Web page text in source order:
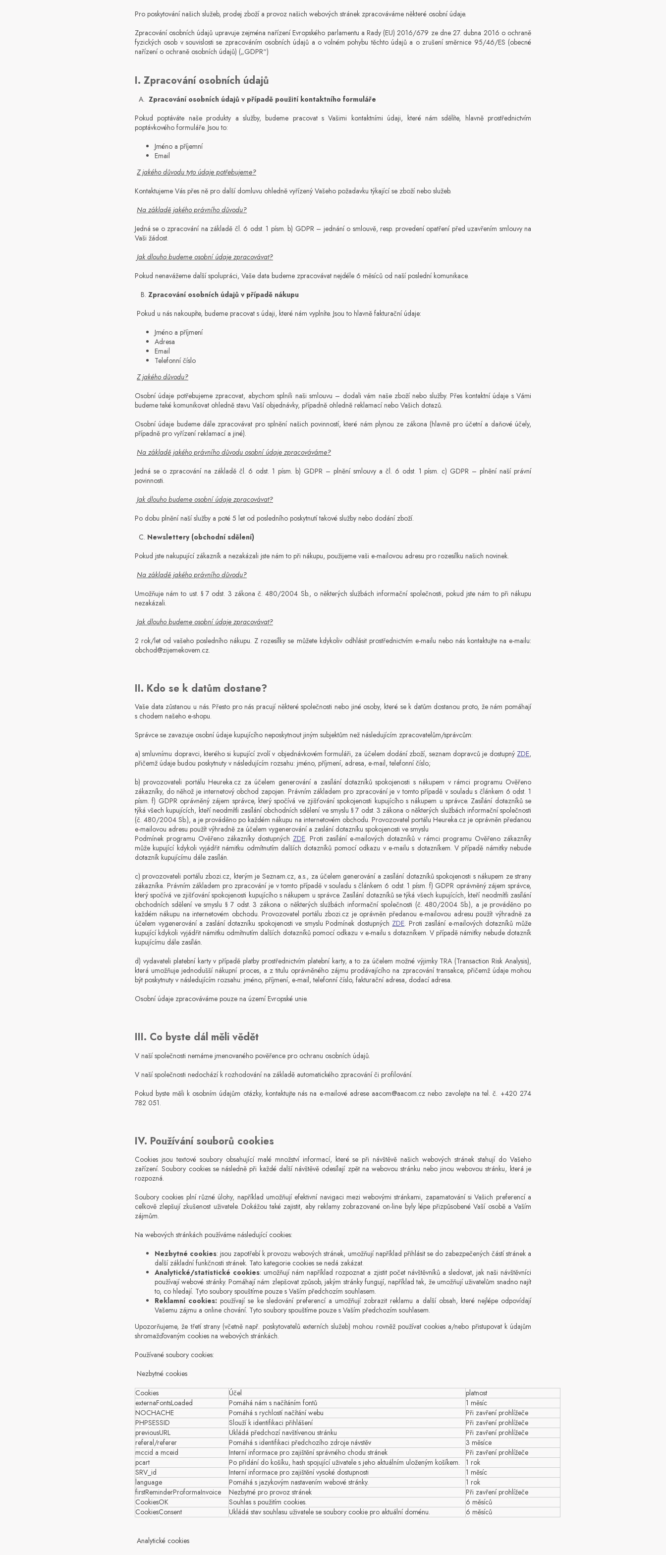
Pro poskytování našich služeb, prodej zboží a provoz našich webových stránek zpracováváme některé osobní údaje.
Zpracování osobních údajů upravuje zejména nařízení Evropského parlamentu a Rady (EU) 2016/679 ze dne 27. dubna 2016 o ochraně
fyzických osob v souvislosti se zpracováním osobních údajů a o volném pohybu těchto údajů a o zrušení směrnice 95/46/ES (obecné
nařízení o ochraně osobních údajů) („GDPR“)
I. Zpracování osobních údajů
A. Zpracování osobních údajů v případě použití kontaktního formuláře
Pokud poptáváte naše produkty a služby, budeme pracovat s Vašimi kontaktními údaji, které nám sdělíte, hlavně prostřednictvím
poptávkového formuláře. Jsou to:
Jméno a příjemní
Email
Zjakého důvodu tyto údaje potřebujeme?
Kontaktujeme Vás přes ně pro další domluvu ohledně vyřízený Vašeho požadavku týkající se zboží nebo služeb.
Na základě jakého právního důvodu?
Jedná se o zpracování na základě čl. 6 odst. 1 písm. b) GDPR – jednání o smlouvě, resp. provedení opatření před uzavřením smlouvy na
Vaši žádost.
Jak dlouho budeme osobní údaje zpracovávat?
Pokud nenavážeme další spolupráci, Vaše data budeme zpracovávat nejdéle 6 měsíců od naší poslední komunikace.
B. Zpracování osobních údajů v případě nákupu
Pokud u nás nakoupíte, budeme pracovat s údaji, které nám vyplníte. Jsou to hlavně fakturační údaje:
Jméno a příjmení
Adresa
Email
Telefonní číslo
Zjakého důvodu?
Osobní údaje potřebujeme zpracovat, abychom splnili naši smlouvu – dodali vám naše zboží nebo služby. Přes kontaktní údaje s Vámi
budeme také komunikovat ohledně stavu Vaší objednávky, případně ohledně reklamací nebo Vašich dotazů.
Osobní údaje budeme dále zpracovávat pro splnění našich povinností, které nám plynou ze zákona (hlavně pro účetní a daňové účely,
případně pro vyřízení reklamací a jiné).
Na základě jakého právního důvodu osobní údaje zpracováváme?
Jedná se o zpracování na základě čl. 6 odst. 1 písm. b) GDPR – plnění smlouvy a čl. 6 odst. 1 písm. c) GDPR – plnění naší právní
povinnosti.
Jak dlouho budeme osobní údaje zpracovávat?
Po dobu plnění naší služby a poté 5 let od posledního poskytnutí takové služby nebo dodání zboží.
C. Newslettery (obchodní sdělení)
Pokud jste nakupující zákazník a nezakázali jste nám to při nákupu, použijeme vaši e-mailovou adresu pro rozesílku našich novinek.
Na základě jakého právního důvodu?
Umožňuje nám to ust. § 7 odst. 3 zákona č. 480/2004 Sb., o některých službách informační společnosti, pokud jste nám to při nákupu
nezakázali.
Jak dlouho budeme osobní údaje zpracovávat?
2 rok/let od vašeho posledního nákupu. Z rozesílky se můžete kdykoliv odhlásit prostřednictvím e-mailu nebo nás kontaktujte na e-mailu:
obchod@zijemekovem.cz.
II. Kdo se k datům dostane?
Vaše data zůstanou u nás. Přesto pro nás pracují některé společnosti nebo jiné osoby, které se k datům dostanou proto, že nám pomáhají
s chodem našeho e-shopu.
Správce se zavazuje osobní údaje kupujícího neposkytnout jiným subjektům než následujícím zpracovatelům/správcům:
a) smluvnímu dopravci, kterého si kupující zvolí v objednávkovém formuláři, za účelem dodání zboží, seznam dopravců je dostupný ZDE,
přičemž údaje budou poskytnuty v následujícím rozsahu: jméno, příjmení, adresa, e-mail, telefonní číslo;
b) provozovateli portálu Heureka.cz za účelem generování a zasílání dotazníků spokojenosti s nákupem v rámci programu Ověřeno
zákazníky, do něhož je internetový obchod zapojen. Právním základem pro zpracování je v tomto případě v souladu s článkem 6 odst. 1
písm. f) GDPR oprávněný zájem správce, který spočívá ve zjišťování spokojenosti kupujícího s nákupem u správce. Zasílání dotazníků se
týká všech kupujících, kteří neodmítli zasílání obchodních sdělení ve smyslu § 7 odst. 3 zákona o některých službách informační společnosti
(č. 480/2004 Sb.), a je prováděno po každém nákupu na internetovém obchodu. Provozovatel portálu Heureka.cz je oprávněn předanou
e-mailovou adresu použít výhradně za účelem vygenerování a zaslání dotazníku spokojenosti ve smyslu
Podmínek programu Ověřeno zákazníky dostupných ZDE. Proti zasílání e-mailových dotazníků v rámci programu Ověřeno zákazníky
může kupující kdykoli vyjádřit námitku odmítnutím dalších dotazníků pomocí odkazu v e-mailu s dotazníkem. V případě námitky nebude
dotazník kupujícímu dále zasílán.
c) provozovateli portálu zbozi.cz, kterým je Seznam.cz, a.s., za účelem generování a zasílání dotazníků spokojenosti s nákupem ze strany
zákazníka. Právním základem pro zpracování je v tomto případě v souladu s článkem 6 odst. 1 písm. f) GDPR oprávněný zájem správce,
který spočívá ve zjišťování spokojenosti kupujícího s nákupem u správce. Zasílání dotazníků se týká všech kupujících, kteří neodmítli zasílání
obchodních sdělení ve smyslu § 7 odst. 3 zákona o některých službách informační společnosti (č. 480/2004 Sb.), a je prováděno po
každém nákupu na internetovém obchodu. Provozovatel portálu zbozi.cz je oprávněn předanou e-mailovou adresu použít výhradně za
účelem vygenerování a zaslání dotazníku spokojenosti ve smyslu Podmínek dostupných ZDE. Proti zasílání e-mailových dotazníků může
kupující kdykoli vyjádřit námitku odmítnutím dalších dotazníků pomocí odkazu v e-mailu s dotazníkem. V případě námitky nebude dotazník
kupujícímu dále zasílán.
d) vydavateli platební karty v případě platby prostřednictvím platební karty, a to za účelem možné výjimky TRA (Transaction Risk Analysis),
která umožňuje jednodušší nákupní proces, a z titulu oprávněného zájmu prodávajícího na zpracování transakce, přičemž údaje mohou
být poskytnuty v následujícím rozsahu: jméno, příjmení, e-mail, telefonní číslo, fakturační adresa, dodací adresa.
Osobní údaje zpracováváme pouze na území Evropské unie.
III. Co byste dál měli vědět
V naší společnosti nemáme jmenovaného pověřence pro ochranu osobních údajů.
V naší společnosti nedochází k rozhodování na základě automatického zpracování či profilování.
Pokud byste měli k osobním údajům otázky, kontaktujte nás na e-mailové adrese aacom@aacom.cz nebo zavolejte na tel. č. +420 274
782 051.
IV. Používání souborů cookies
Cookies jsou textové soubory obsahující malé množství informací, které se při návštěvě našich webových stránek stahují do Vašeho
zařízení. Soubory cookies se následně při každé další návštěvě odesílají zpět na webovou stránku nebo jinou webovou stránku, která je
rozpozná.
Soubory cookies plní různé úlohy, například umožňují efektivní navigaci mezi webovými stránkami, zapamatování si Vašich preferencí a
celkově zlepšují zkušenost uživatele. Dokážou také zajistit, aby reklamy zobrazované on-line byly lépe přizpůsobené Vaší osobě a Vaším
zájmům.
Na webových stránkách používáme následující cookies:
Nezbytné cookies: jsou zapotřebí k provozu webových stránek, umožňují například přihlásit se do zabezpečených částí stránek a
další základní funkčnosti stránek. Tato kategorie cookies se nedá zakázat.
Analytické/statistické cookies: umožňují nám například rozpoznat a zjistit počet návštěvníků a sledovat, jak naši návštěvníci
používají webové stránky. Pomáhají nám zlepšovat způsob, jakým stránky fungují, například tak, že umožňují uživatelům snadno najít
to, co hledají. Tyto soubory spouštíme pouze s Vaším předchozím souhlasem.
Reklamní cookies: používají se ke sledování preferencí a umožňují zobrazit reklamu a další obsah, které nejlépe odpovídají
Vašemu zájmu a online chování. Tyto soubory spouštíme pouze s Vaším předchozím souhlasem.
Upozorňujeme, že třetí strany (včetně např. poskytovatelů externích služeb) mohou rovněž používat cookies a/nebo přistupovat k údajům
shromažďovaným cookies na webových stránkách.
Používané soubory cookies:
Nezbytné cookies
Cookies
Účel
platnost
externaFontsLoaded
Pomáhá nám s načítáním fontů
1 měsíc
NOCHACHE
Pomáhá s rychlostí načítání webu
Při zavření prohlížeče
PHPSESSID
Slouží k identifikaci přihlášení
Při zavření prohlížeče
previousURL
Ukládá předchozí navštívenou stránku
Při zavření prohlížeče
referal/referer
Pomáhá s identifikaci předchozího zdroje návstěv
3 měsíce
mccid a mceid
Interní informace pro zajištění správného chodu stránek
Při zavření prohlížeče
pcart
Po přidání do košíku, hash spojující uživatele s jeho aktuálním uloženým košíkem.
1 rok
SRV_id
Interní informace pro zajištění vysoké dostupnosti
1 měsíc
language
Pomáhá s jazykovým nastavením webové stránky.
1 rok
firstReminderProformaInvoice
Nezbytné pro provoz stránek
Při zavření prohlížeče
CookiesOK
Souhlas s použitím cookies.
6 měsíců
CookiesConsent
Ukládá stav souhlasu uživatele se soubory cookie pro aktuální doménu. 6 měsíců
Analytické cookies